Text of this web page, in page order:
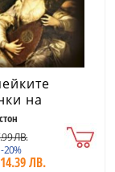
на
ЛВ.
20%
ЛВ.